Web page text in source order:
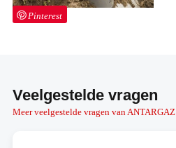
Pinterest
Veelgestelde vragen
Meer veelgestelde vragen van ANTARGAZ